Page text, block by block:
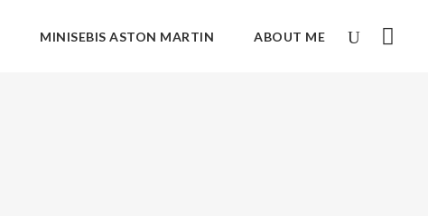
MINISEBIS ASTON MARTIN ABOUT ME